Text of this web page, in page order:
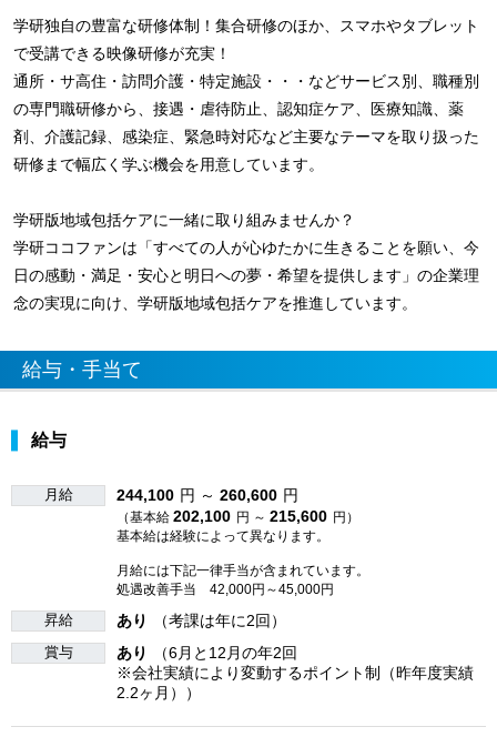
学研独自の豊富な研修体制！集合研修のほか、スマホやタブレット
で受講できる映像研修が充実！
通所・サ高住・訪問介護・特定施設・・・などサービス別、職種別
の専門職研修から、接遇・虐待防止、認知症ケア、医療知識、薬
剤、介護記録、感染症、緊急時対応など主要なテーマを取り扱った
研修まで幅広く学ぶ機会を用意しています。
学研版地域包括ケアに一緒に取り組みませんか？
学研ココファンは「すべての人が心ゆたかに生きることを願い、今
日の感動・満足・安心と明日への夢・希望を提供します」の企業理
念の実現に向け、学研版地域包括ケアを推進しています。
給与・手当て
給与
月給 244,100 円 ～ 260,600 円
（基本給 202,100 円 ～ 215,600 円）
基本給は経験によって異なります。
月給には下記一律手当が含まれています。
処遇改善手当 42,000円～45,000円
昇給 あり （考課は年に2回）
賞与 あり
（6月と12月の年2回
※会社実績により変動するポイント制（昨年度実績
2.2ヶ月））